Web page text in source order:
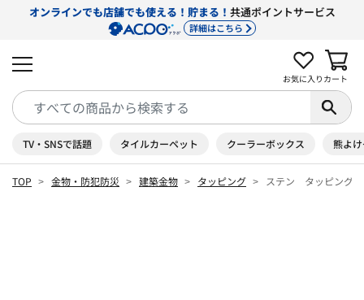
オンラインでも店舗でも使える！貯まる！ 共通ポイントサービス
詳細はこちら
お気に入り カート
TV・SNSで話題 タイルカーペット クーラーボックス 熊よ
TOP 金物・防犯防災 建築金物 タッピング ステン タッピン